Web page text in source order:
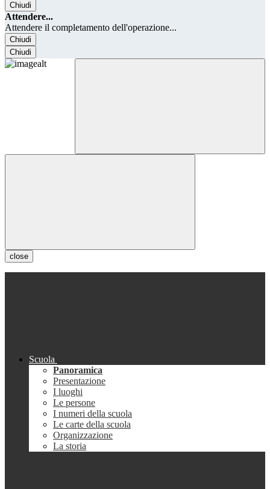
Chiudi
Attendere...
Attendere il completamento dell'operazione...
Chiudi
Chiudi
close
Scuola
Panoramica
Presentazione
I luoghi
Le persone
I numeri della scuola
Le carte della scuola
Organizzazione
La storia